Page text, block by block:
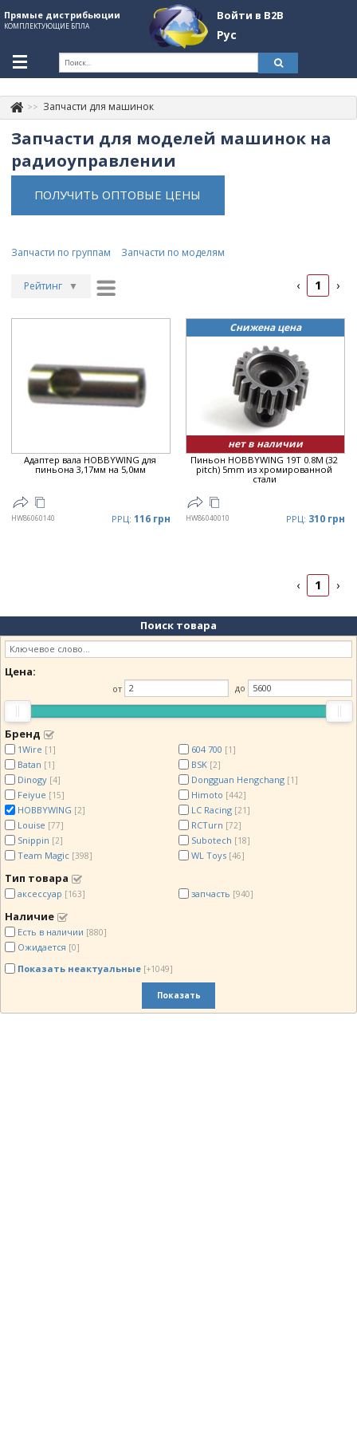
Прямые дистрибьюции
КОМПЛЕКТУЮЩИЕ БПЛА
Войти в B2B
Рус
+380507774092 Контакты
Обзоры
Запчасти для машинок
Запчасти для моделей машинок на
радиоуправлении
ПОЛУЧИТЬ ОПТОВЫЕ ЦЕНЫ
Запчасти по группам Запчасти по моделям
Рейтинг ▼
Цена
▲
Цена ▼
‹ 1 ›
Адаптер вала HOBBYWING для
пиньона 3,17мм на 5,0мм
HW86060140 РРЦ: 116 грн
Снижена цена
нет в наличии
Пиньон HOBBYWING 19T 0.8M (32
pitch) 5mm из хромированной
стали
HW86040010 РРЦ: 310 грн
‹ 1 ›
Поиск товара
Цена:
от до
Бренд
1Wire [1] 604 700 [1]
Batan [1] BSK [2]
Dinogy [4] Dongguan Hengchang [1]
Feiyue [15] Himoto [442]
HOBBYWING [2] LC Racing [21]
Louise [77] RCTurn [72]
Snippin [2] Subotech [18]
Team Magic [398] WL Toys [46]
Тип товара
аксессуар [163] запчасть [940]
Наличие
Есть в наличии [880]
Ожидается [0]
Показать неактуальные [+1049]
Показать